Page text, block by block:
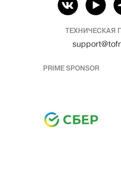
ТЕХНИЧЕСКАЯ
PRIME SPONSOR